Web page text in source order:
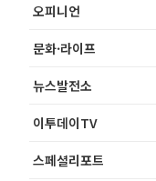
오피니언
문화·라이프
뉴스발전소
이투데이TV
스페셜리포트